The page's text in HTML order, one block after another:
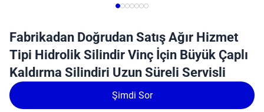
Fabrikadan Doğrudan Satış Ağır Hizmet
Tipi Hidrolik Silindir Vinç İçin Büyük Çaplı
Kaldırma Silindiri Uzun Süreli Servisli
Şimdi Sor